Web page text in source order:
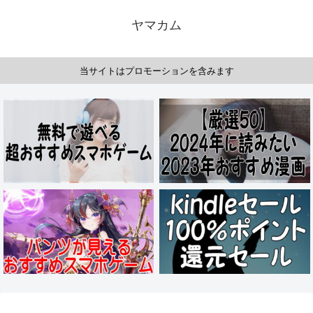
ヤマカム
当サイトはプロモーションを含みます